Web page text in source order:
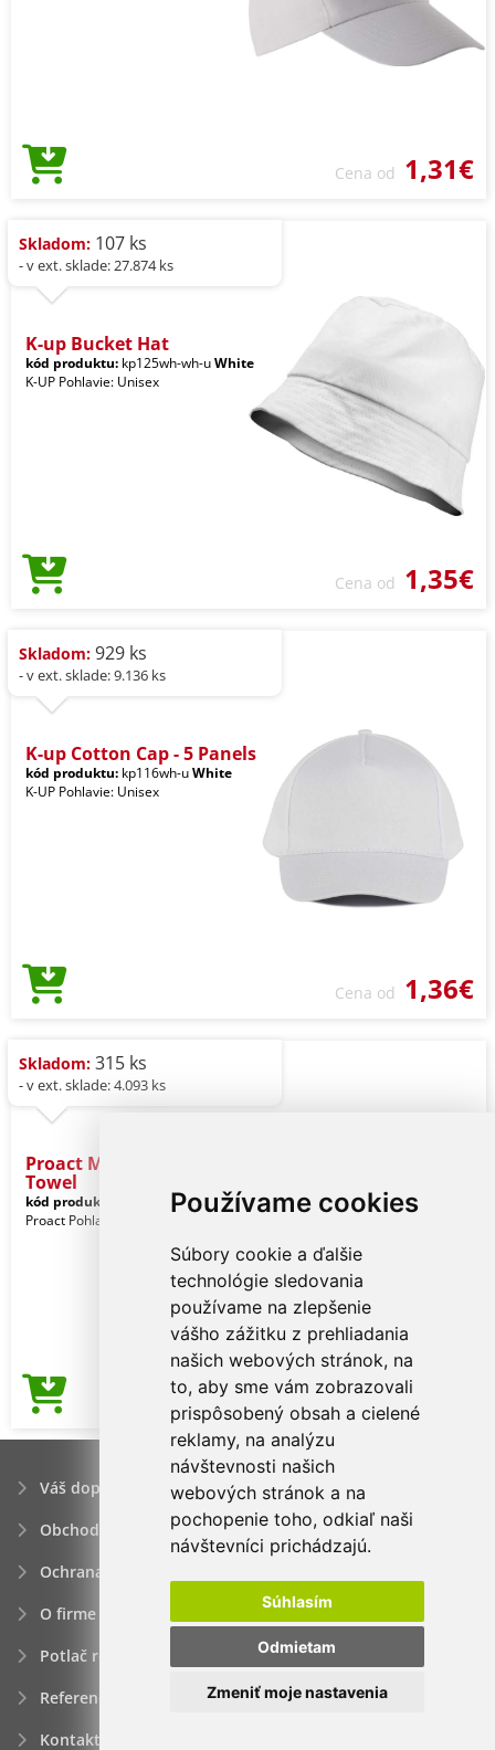
Používame cookies
Súbory cookie a ďalšie
technológie sledovania
používame na zlepšenie
vášho zážitku z prehliadania
našich webových stránok, na
to, aby sme vám zobrazovali
prispôsobený obsah a cielené
reklamy, na analýzu
návštevnosti našich
webových stránok a na
pochopenie toho, odkiaľ naši
návštevníci prichádzajú.
Súhlasím
Odmietam
Zmeniť moje nastavenia
Cena od 1,31€
Skladom: 107 ks
- v ext. sklade: 27.874 ks
K-up Bucket Hat
kód produktu: kp125wh-wh-uWhite
K-UP Pohlavie: Unisex
Cena od 1,35€
Skladom: 929 ks
- v ext. sklade: 9.136 ks
K-up Cotton Cap - 5 Panels
kód produktu: kp116wh-uWhite
K-UP Pohlavie: Unisex
Cena od 1,36€
Skladom: 315 ks
- v ext. sklade: 4.093 ks
Proact Microfibre Sports
Towel
kód produktu: pa573wh-uWhite
Proact Pohlavie: Unisex
Cena od 1,40€
Váš dopyt
Obchodné podmienky
Ochrana osobných údajov
O firme
Potlač reklamných predmetov
Referencie
Kontakt